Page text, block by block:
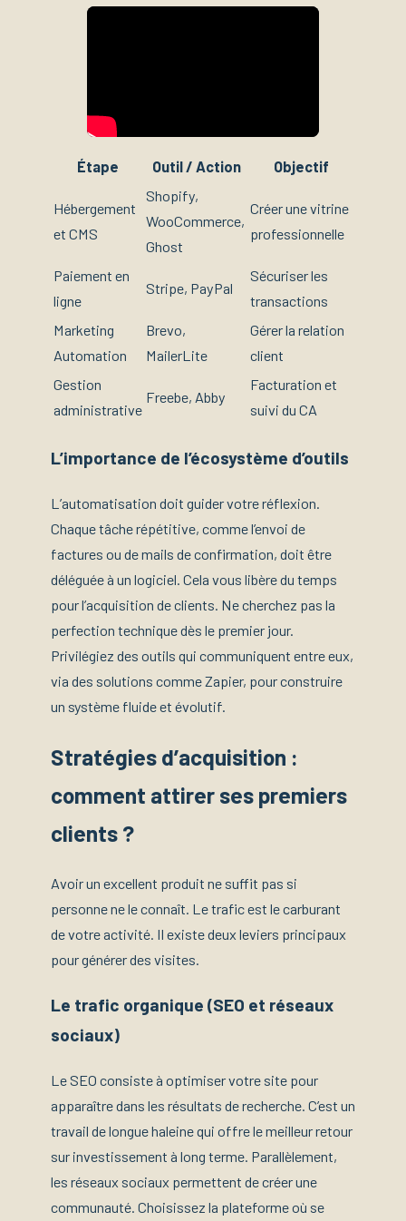
Étape Outil / Action Objectif
Hébergement
et CMS
Shopify,
WooCommerce,
Ghost
Créer une vitrine
professionnelle
Paiement en
ligne
Stripe, PayPal
Sécuriser les
transactions
Marketing
Automation
Brevo,
MailerLite
Gérer la relation
client
Gestion
administrative
Freebe, Abby
Facturation et
suivi du CA
L’importance de l’écosystème d’outils
L’automatisation doit guider votre réflexion.
Chaque tâche répétitive, comme l’envoi de
factures ou de mails de confirmation, doit être
déléguée à un logiciel. Cela vous libère du temps
pour l’acquisition de clients. Ne cherchez pas la
perfection technique dès le premier jour.
Privilégiez des outils qui communiquent entre eux,
via des solutions comme Zapier, pour construire
un système fluide et évolutif.
Stratégies d’acquisition :
comment attirer ses premiers
clients ?
Avoir un excellent produit ne suffit pas si
personne ne le connaît. Le trafic est le carburant
de votre activité. Il existe deux leviers principaux
pour générer des visites.
Le trafic organique (SEO et réseaux
sociaux)
Le SEO consiste à optimiser votre site pour
apparaître dans les résultats de recherche. C’est un
travail de longue haleine qui offre le meilleur retour
sur investissement à long terme. Parallèlement,
les réseaux sociaux permettent de créer une
communauté. Choisissez la plateforme où se